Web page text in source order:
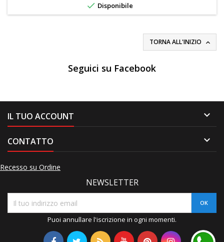
 Disponibile
TORNA ALL'INIZIO 
Seguici su Facebook
IL TUO ACCOUNT 
CONTATTO 
Recesso su Ordine
NEWSLETTER
Puoi annullare l'iscrizione in ogni momenti.